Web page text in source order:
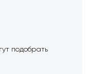
подобрать